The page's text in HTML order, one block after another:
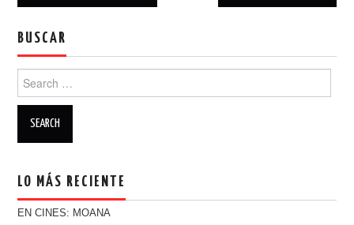
BUSCAR
Search for:
LO MÁS RECIENTE
EN CINES: MOANA